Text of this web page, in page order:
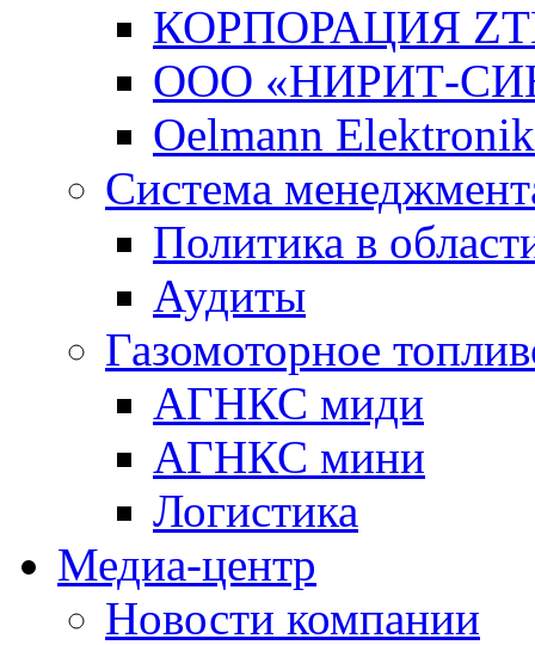
КОРПОРАЦИЯ
ООО «НИРИТ-
Oelmann
Система
Политика в
Аудиты
Газомоторное
АГНКС миди
АГНКС мини
Логистика
Медиа-центр
Новости компании